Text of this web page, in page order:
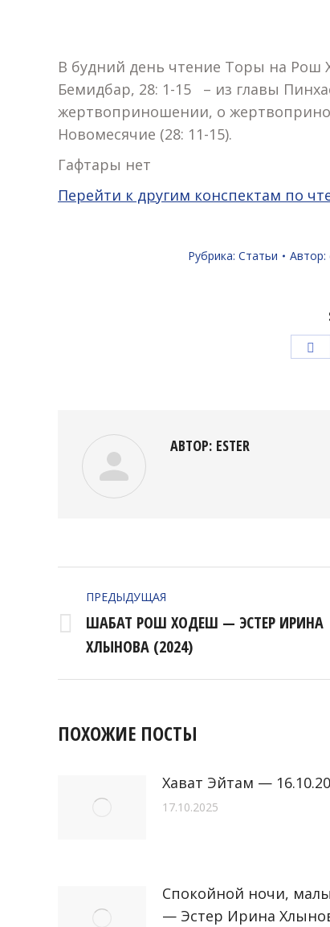
В будний день чтение Торы на Рош
Бемидбар, 28: 1-15 – из главы
жертвоприношении, о
Новомесячие (28: 11-15).
Гафтары нет
Перейти к другим конспектам по
Рубрика: Статьи Автор:
АВТОР: ESTER
ПО
ЗАПИСЯМ
ПРЕДЫДУЩАЯ
Предыдущая
запись:
ШАБАТ РОШ ХОДЕШ — ЭСТЕР ИРИНА
ХЛЫНОВА (2024)
ПОХОЖИЕ ПОСТЫ
Хават Эйтам —
17.10.2025
Спокойной ночи,
— Эстер Ирина